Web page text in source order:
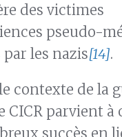
des victimes
pseudo-
par les nazis[14].
contexte de la
CICR parvient à
succès en